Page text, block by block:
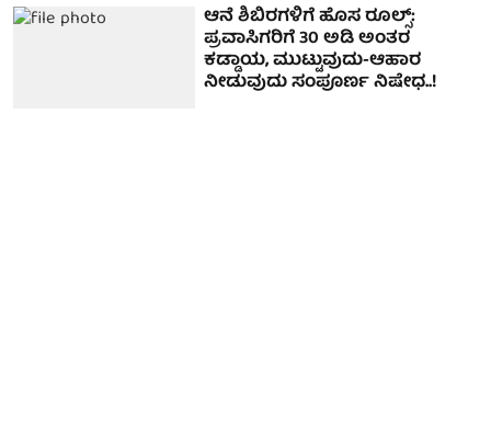
ಆನೆ ಶಿಬಿರಗಳಿಗೆ ಹೊಸ ರೂಲ್ಸ್‌:
ಪ್ರವಾಸಿಗರಿಗೆ 30 ಅಡಿ ಅಂತರ
ಕಡ್ಡಾಯ, ಮುಟ್ಟುವುದು-ಆಹಾರ
ನೀಡುವುದು ಸಂಪೂರ್ಣ ನಿಷೇಧ..!